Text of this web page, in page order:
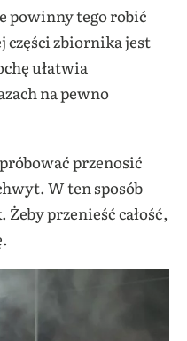
powinny tego robić
części zbiornika jest
ułatwia
na pewno
przenosić
W ten sposób
przenieść całość,